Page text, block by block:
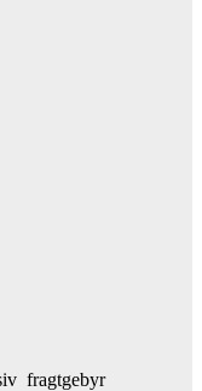
fragtgebyr